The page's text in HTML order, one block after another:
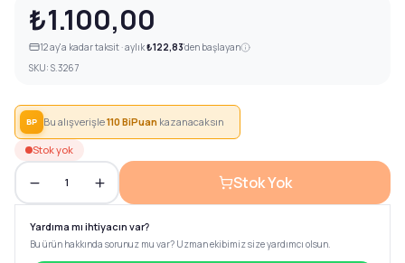
₺1.100,00
12ay'a kadar taksit · aylık₺122,83'den başlayan
SKU: S.3267
BP Bu alışverişle110BiPuan kazanacaksın
Stok yok
1 Stok Yok
Yardıma mı ihtiyacın var?
Bu ürün hakkında sorunuz mu var? Uzman ekibimiz size yardımcı olsun.